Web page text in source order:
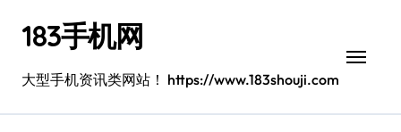
183手机网
大型手机资讯类网站！ https://www.183shouji.com